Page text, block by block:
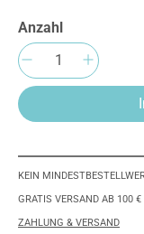
Anzahl
Produkt
KEIN
GRATIS VERSAND AB 100 €
ZAHLUNG & VERSAND